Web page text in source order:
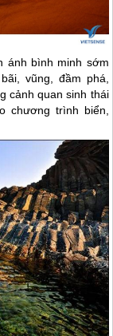
ánh bình minh sớm
vũng, đầm phá,
cảnh quan sinh thái
chương trình biển,